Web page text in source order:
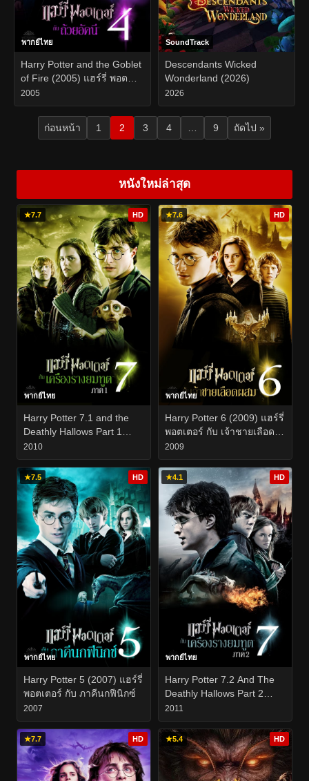
พากย์ไทย
Harry Potter and the Goblet
of Fire (2005) แฮร์รี่ พอต
เตอร์ กับ ถ้วยอัคนี
2005
SoundTrack
Descendants Wicked
Wonderland (2026)
2026
ก่อนหน้า 1 2 3 4 9 ถัดไป »
หนังใหม่ล่าสุด
★7.7 HD
พากย์ไทย
Harry Potter 7.1 and the
Deathly Hallows Part 1
(2010) แฮร์รี่ พอตเตอร์ กับ
เครื่องรางยมทูต ภาค 1
2010
★7.6 HD
พากย์ไทย
Harry Potter 6 (2009) แฮร์รี่
พอตเตอร์ กับ เจ้าชายเลือด
ผสม
2009
★7.5 HD
พากย์ไทย
Harry Potter 5 (2007) แฮร์รี่
พอตเตอร์ กับ ภาคีนกฟีนิกซ์
2007
★4.1 HD
พากย์ไทย
Harry Potter 7.2 And The
Deathly Hallows Part 2
(2011) แฮร์รี่ พอตเตอร์ กับ
เครื่องรางยมทูต ภาค 2
2011
★7.7 HD ★5.4 HD